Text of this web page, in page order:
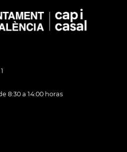
8:30 a 14:00 horas